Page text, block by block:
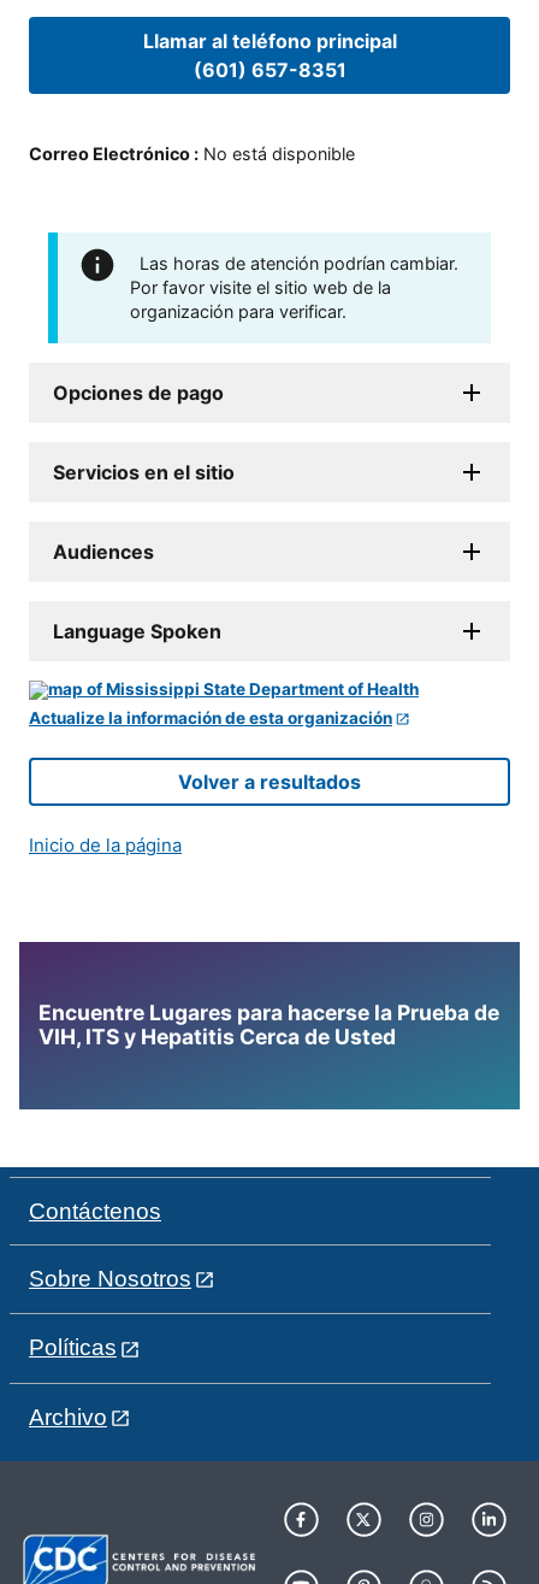
Llamar al teléfono principal
(601) 657-8351
Correo Electrónico : No está disponible
Las horas de atención podrían cambiar.
Por favor visite el sitio web de la
organización para verificar.
Opciones de pago
Servicios en el sitio
Audiences
Language Spoken
Actualize la información de esta organización
Volver a resultados
Inicio de la página
Encuentre Lugares para hacerse la Prueba de
VIH, ITS y Hepatitis Cerca de Usted
Contáctenos
Sobre Nosotros
Políticas
Archivo